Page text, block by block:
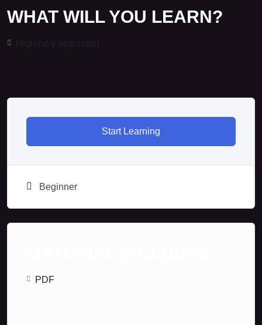
WHAT WILL YOU LEARN?
Start Learning
Beginner
PDF